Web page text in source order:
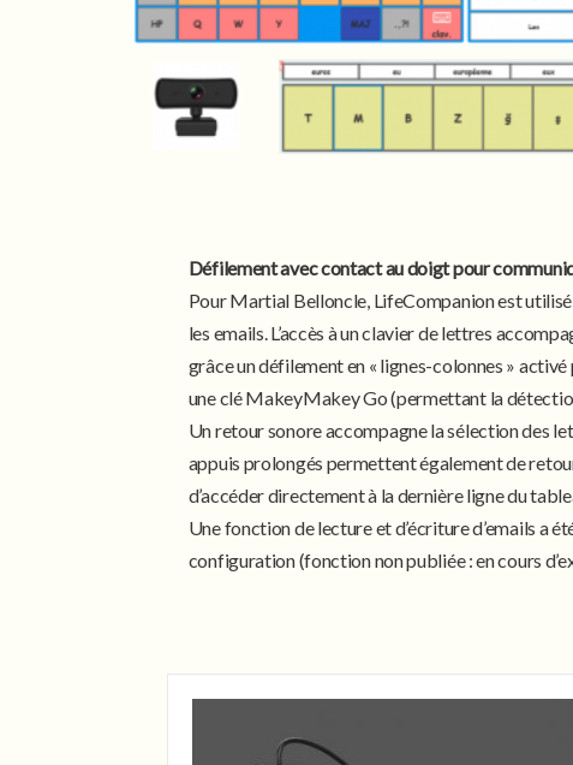
Défilement avec contact au doigt pour
Pour Martial Belloncle, LifeCompanion est
les emails. L’accès à un clavier de lettres
grâce un défilement en « lignes-colonnes »
une clé MakeyMakey Go (permettant la
Un retour sonore accompagne la sélection des
appuis prolongés permettent également de
d’accéder directement à la dernière ligne du
Une fonction de lecture et d’écriture d’emails a
configuration (fonction non publiée : en cours